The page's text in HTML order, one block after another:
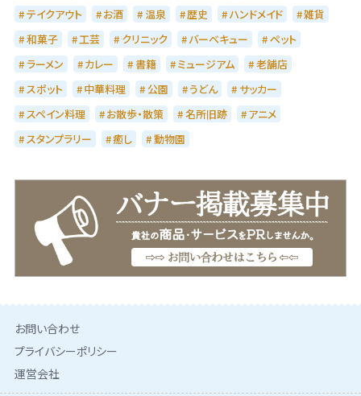
テイクアウト
お酒 温泉 歴史 ハンドメイド
雑貨
和菓子
工芸 クリニック バーベキュー
ペット
ラーメン
カレー 書籍 ミュージアム
老舗店
スポット
中華料理 公園 うどん
サッカー
スペイン料理
お散歩・散策 名所旧跡
アニメ
スタンプラリー
癒し 動物園
お問い合わせ
プライバシーポリシー
運営会社